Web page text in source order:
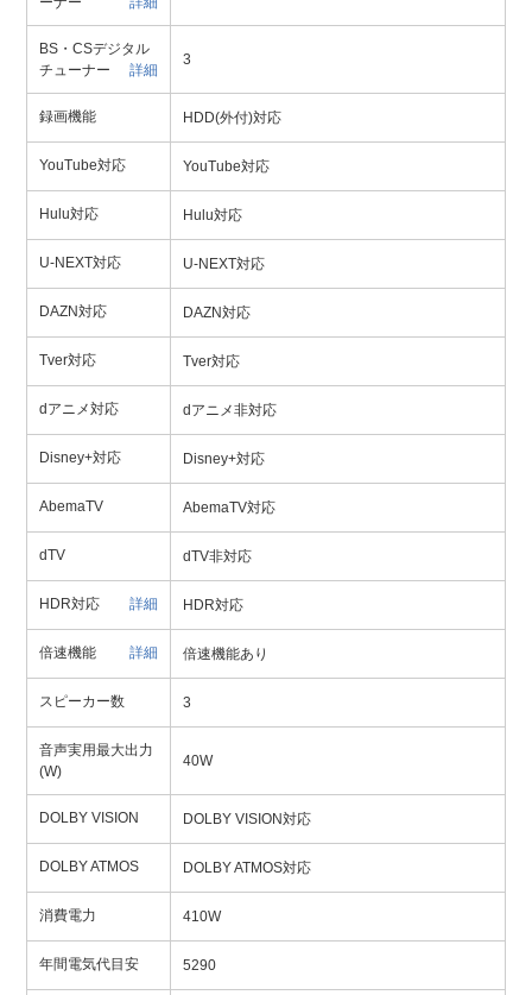
BS・CSデジタル
チューナー
詳細
3
録画機能 HDD(外付)対応
YouTube対応 YouTube対応
Hulu対応 Hulu対応
U-NEXT対応 U-NEXT対応
DAZN対応 DAZN対応
Tver対応 Tver対応
dアニメ対応 dアニメ非対応
Disney+対応 Disney+対応
AbemaTV AbemaTV対応
dTV dTV非対応
HDR対応 詳細 HDR対応
倍速機能 詳細 倍速機能あり
スピーカー数 3
音声実用最大出力
(W)
40W
DOLBY VISION DOLBY VISION対応
DOLBY ATMOS DOLBY ATMOS対応
消費電力 410W
年間電気代目安 5290